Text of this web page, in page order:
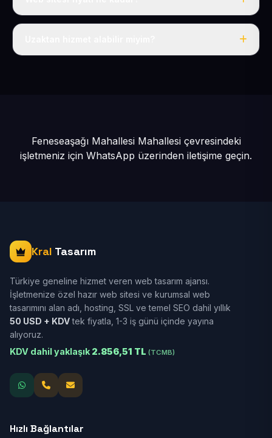
Tek fiyat: yılda 50 USD + KDV, her şey dahil.
Feneseaşağı Mahallesi Mahallesi çevresindeki
işletmeniz için WhatsApp üzerinden iletişime geçin.
Kral Tasarım
Türkiye geneline hizmet veren web tasarım ajansı.
İşletmenize özel hazır web sitesi ve kurumsal web
tasarımını alan adı, hosting, SSL ve temel SEO dahil yıllık
50 USD + KDVtek fiyatla, 1-3 iş günü içinde yayına
alıyoruz.
KDV dahil yaklaşık 2.856,51 TL (TCMB)
Hızlı Bağlantılar